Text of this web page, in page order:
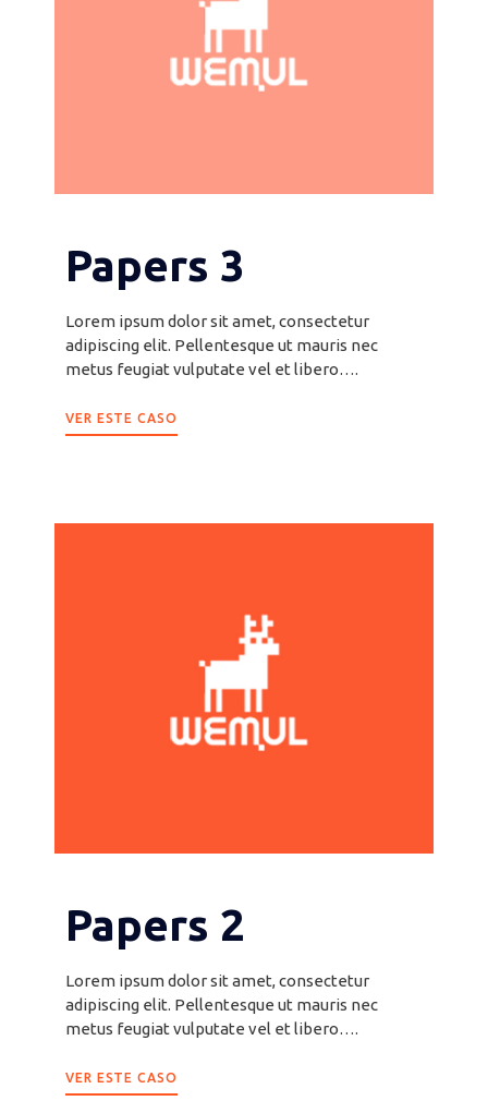
Papers 3
Lorem ipsum dolor sit amet, consectetur
adipiscing elit. Pellentesque ut mauris nec
metus feugiat vulputate vel et libero….
VER ESTE CASO
Papers 2
Lorem ipsum dolor sit amet, consectetur
adipiscing elit. Pellentesque ut mauris nec
metus feugiat vulputate vel et libero….
VER ESTE CASO